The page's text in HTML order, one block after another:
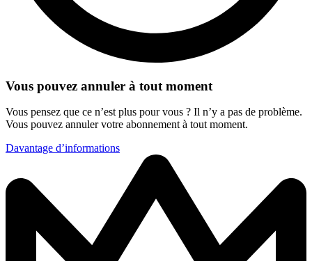
Vous pouvez annuler à tout moment
Vous pensez que ce n’est plus pour vous ? Il n’y a pas de problème.
Vous pouvez annuler votre abonnement à tout moment.
Davantage d’informations